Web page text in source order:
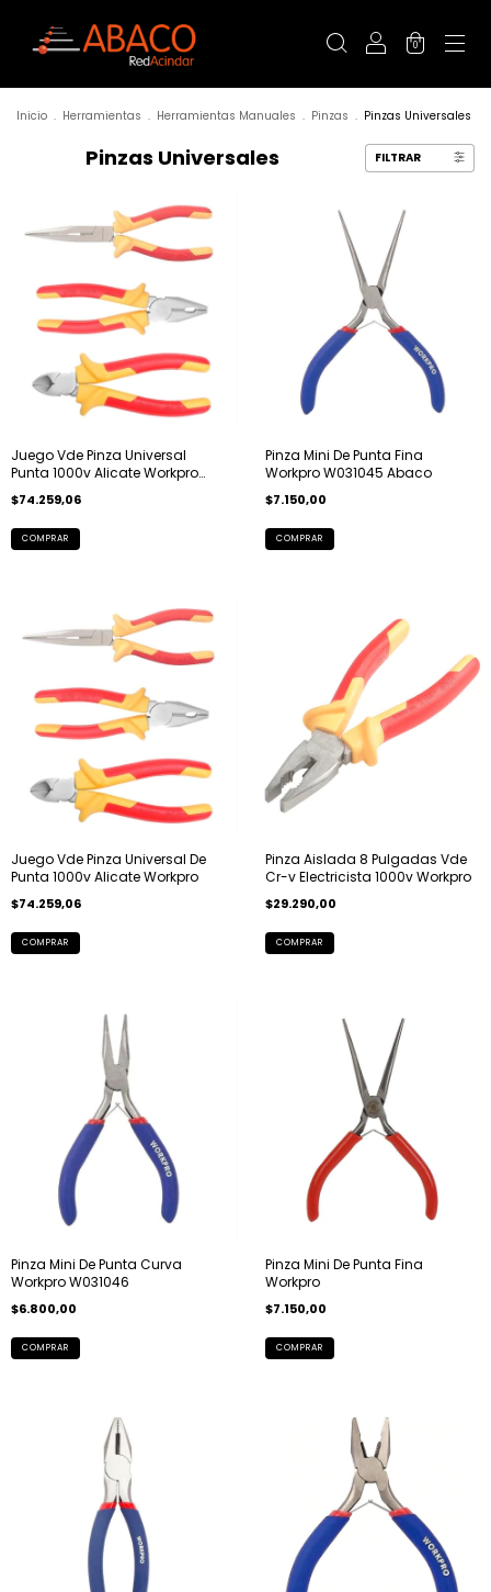
0
Inicio . Herramientas . Herramientas Manuales . Pinzas . Pinzas Universales
Pinzas Universales FILTRAR
Juego Vde Pinza Universal
Punta 1000v Alicate Workpro
$74.259,06
Pinza Mini De Punta Fina
Workpro W031045 Abaco
$7.150,00
Juego Vde Pinza Universal De
Punta 1000v Alicate Workpro
$74.259,06
Pinza Aislada 8 Pulgadas Vde
Cr-v Electricista 1000v Workpro
$29.290,00
Pinza Mini De Punta Curva
Workpro W031046
$6.800,00
Pinza Mini De Punta Fina
Workpro
$7.150,00